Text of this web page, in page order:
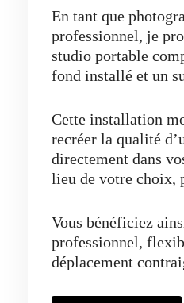
En tant que
professionnel, je
studio portable
fond installé et un
Cette installation
recréer la qualité
directement dans
lieu de votre choix,
Vous bénéficiez
professionnel,
déplacement